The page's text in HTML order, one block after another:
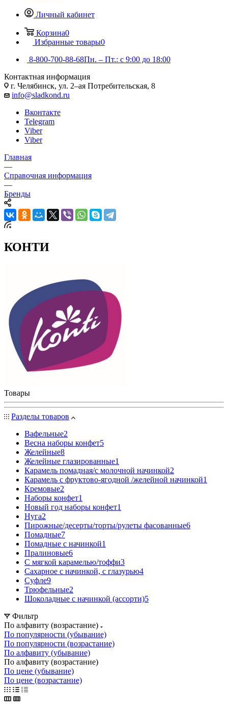
Личный кабинет
Корзина0
Избранные товары0
8-800-700-88-68Пн. – Пт.: с 9:00 до 18:00
Контактная информация
г. Челябинск, ул. 2–ая Потребительская, 8
info@sladkond.ru
Вконтакте
Telegram
Viber
Viber
Главная
—
Справочная информация
—
Бренды
КОНТИ
Товары
Разделы товаров
Вафельные2
Весна наборы конфет5
Желейные8
Желейные глазированные1
Карамель помадная/с молочной начинкой2
Карамель с фруктово-ягодной /желейной начинкой1
Кремовые2
Наборы конфет1
Новый год наборы конфет1
Нуга2
Пирожные/десерты/торты/рулеты фасованные6
Помадные7
Помадные с начинкой1
Пралиновые6
С мягкой карамелью/тоффи3
Сахарное с начинкой, с глазурью4
Суфле9
Трюфельные2
Шоколадные с начинкой (ассорти)5
Фильтр
По алфавиту (возрастание)
По популярности (убывание)
По популярности (возрастание)
По алфавиту (убывание)
По алфавиту (возрастание)
По цене (убывание)
По цене (возрастание)